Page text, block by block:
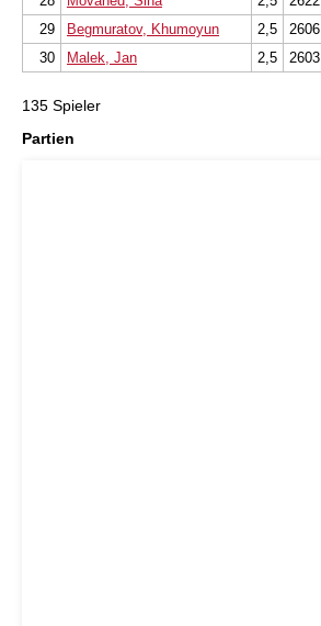
29
Begmuratov, Khumoyun 2,5
2606
30
Malek, Jan 2,5 2603
135 Spieler
Partien